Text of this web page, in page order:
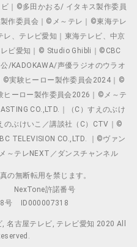
｜©多田かおる/ イタキス製作委員
作委員会｜©メ～テレ｜©東海テレ
レ、テレビ愛知｜東海テレビ、中京
ビ愛知｜© Studio Ghibli｜©CBC
/KADOKAWA/声優ラジオのウラオ
©実験ヒーロー製作委員会2024｜©
ーロー製作委員会2026｜©メ～テ
CO.,LTD.｜（C）すえのぶけ
のぶけいこ／講談社（C）CTV｜©
TELEVISION CO.,LTD. ｜©ヴァン
～テレNEXT／ダンスチャンネル
の無断転用を禁じます。
NexTone許諾番号
号
ID000007318
名古屋テレビ, テレビ愛知 2020 All